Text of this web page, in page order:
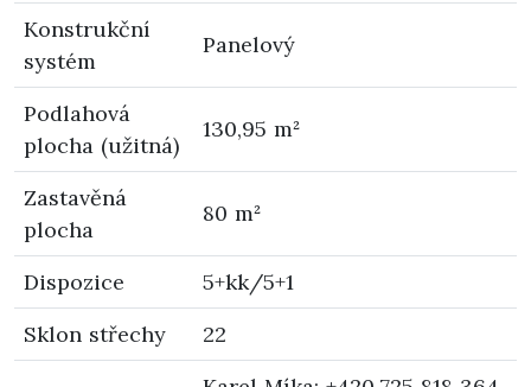
Konstrukční
systém
Panelový
Podlahová
plocha (užitná)
130,95 m²
Zastavěná
plocha
80 m²
Dispozice
5+kk/5+1
Sklon střechy
22